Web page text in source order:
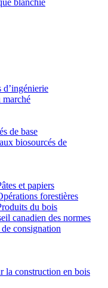
blanchie
d’ingénierie
marché
de base
biosourcés de
et papiers
forestières
du bois
canadien des normes
consignation
la construction en bois